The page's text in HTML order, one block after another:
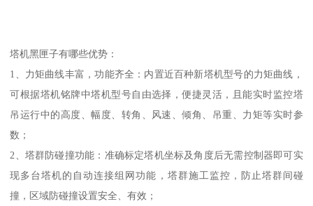
塔机黑匣子有哪些优势：
1、力矩曲线丰富，功能齐全：内置近百种新塔机型号的力矩曲线，
可根据塔机铭牌中塔机型号自由选择，便捷灵活，且能实时监控塔
吊运行中的高度、幅度、转角、风速、倾角、吊重、力矩等实时参
数；
2、塔群防碰撞功能：准确标定塔机坐标及角度后无需控制器即可实
现多台塔机的自动连接组网功能，塔群施工监控，防止塔群间碰
撞，区域防碰撞设置安全、有效；